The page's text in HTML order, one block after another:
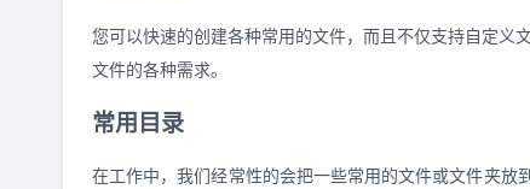
您可以快速的创建各种常用的文件，而且不仅支持自定
文件的各种需求。
常用目录
在工作中，我们经常性的会把一些常用的文件或文件夹